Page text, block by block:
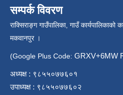
सम्पर्क विवरण
राक्सिराङ्ग गाउँपालिका, गाउँ कार्यपालिकाको
मकवानपुर ।
(Google Plus Code: GRXV+6MW
अध्यक्ष : ९८५५०७७६०१
उपाध्यक्ष : ९८५५०७७६०२